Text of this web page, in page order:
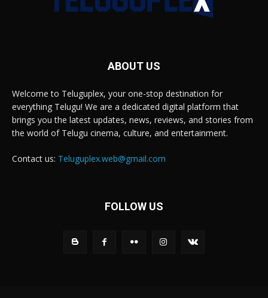
ABOUT US
Welcome to Teluguplex, your one-stop destination for
everything Telugu! We are a dedicated digital platform that
brings you the latest updates, news, reviews, and stories from
the world of Telugu cinema, culture, and entertainment.
Contact us: Teluguplex.web@gmail.com
FOLLOW US